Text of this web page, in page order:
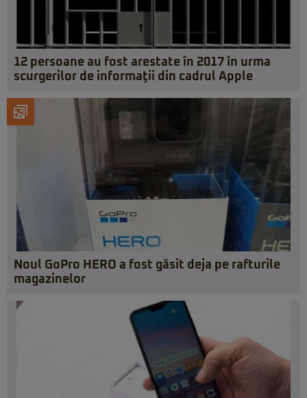
12 persoane au fost arestate în 2017 în urma
scurgerilor de informaţii din cadrul Apple
Noul GoPro HERO a fost găsit deja pe rafturile
magazinelor